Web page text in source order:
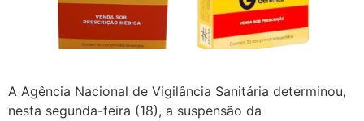
A Agência Nacional de Vigilância Sanitária determinou,
nesta segunda-feira (18), a suspensão da